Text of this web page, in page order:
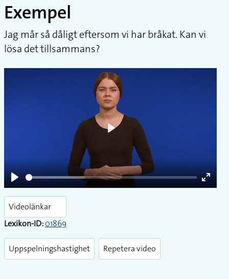
Exempel
Jag mår så dåligt eftersom vi har bråkat. Kan vi
lösa det tillsammans?
Play
Enter
Videolänkar
Lexikon-ID:01869
Uppspelningshastighet Repetera video